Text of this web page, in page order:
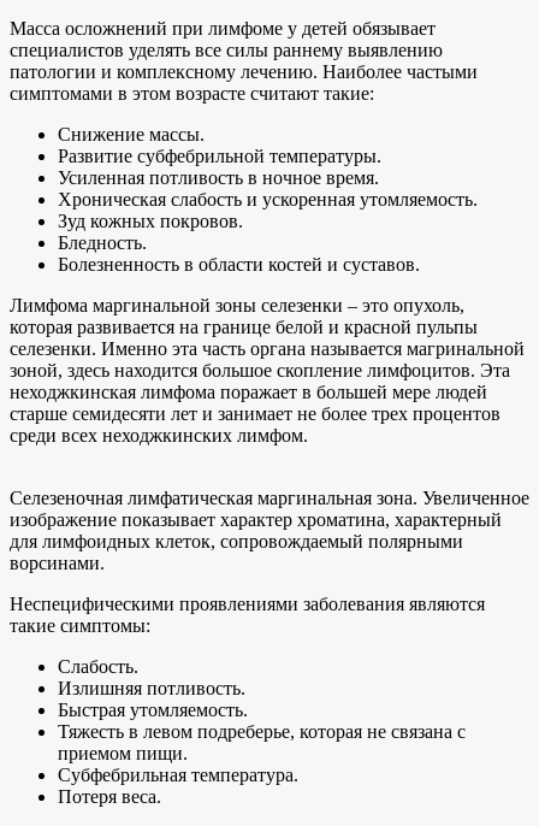
Масса осложнений при лимфоме у детей обязывает
специалистов уделять все силы раннему выявлению
патологии и комплексному лечению. Наиболее частыми
симптомами в этом возрасте считают такие:
Снижение массы.
Развитие субфебрильной температуры.
Усиленная потливость в ночное время.
Хроническая слабость и ускоренная утомляемость.
Зуд кожных покровов.
Бледность.
Болезненность в области костей и суставов.
Лимфома маргинальной зоны селезенки – это опухоль,
которая развивается на границе белой и красной пульпы
селезенки. Именно эта часть органа называется магринальной
зоной, здесь находится большое скопление лимфоцитов. Эта
неходжкинская лимфома поражает в большей мере людей
старше семидесяти лет и занимает не более трех процентов
среди всех неходжкинских лимфом.
Селезеночная лимфатическая маргинальная зона. Увеличенное
изображение показывает характер хроматина, характерный
для лимфоидных клеток, сопровождаемый полярными
ворсинами.
Неспецифическими проявлениями заболевания являются
такие симптомы:
Слабость.
Излишняя потливость.
Быстрая утомляемость.
Тяжесть в левом подреберье, которая не связана с
приемом пищи.
Субфебрильная температура.
Потеря веса.